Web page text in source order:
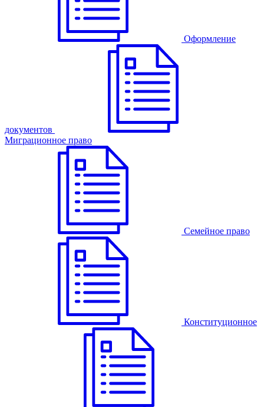
Оформление
документов
Миграционное право
Семейное право
Конституционное